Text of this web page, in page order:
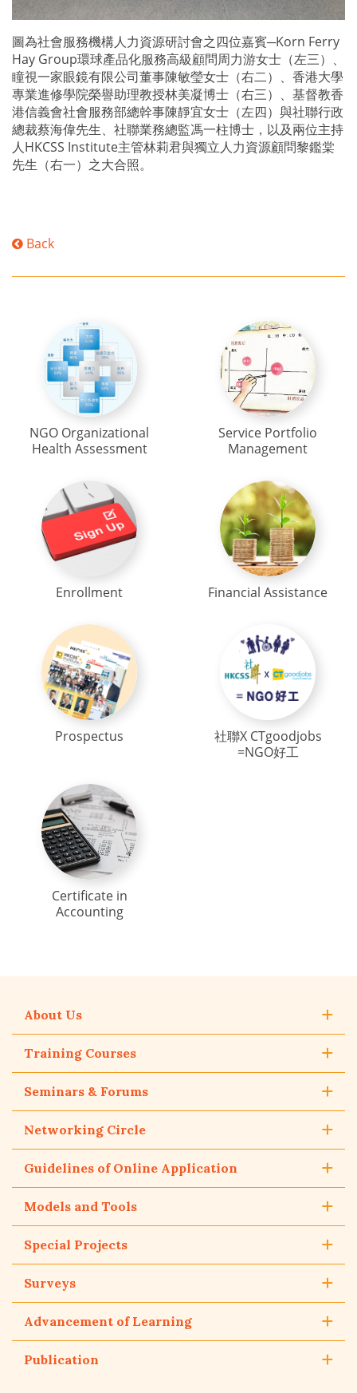
圖為社會服務機構人力資源研討會之四位嘉賓─Korn Ferry
Hay Group環球產品化服務高級顧問周力游女士（左三）、
瞳視一家眼鏡有限公司董事陳敏瑩女士（右二）、香港大學
專業進修學院榮譽助理教授林美凝博士（右三）、基督教香
港信義會社會服務部總幹事陳靜宜女士（左四）與社聯行政
總裁蔡海偉先生、社聯業務總監馮一柱博士，以及兩位主持
人HKCSS Institute主管林莉君與獨立人力資源顧問黎鑑棠
先生（右一）之大合照。
Back
NGO Organizational
Health Assessment
Service Portfolio
Management
Enrollment Financial Assistance
Prospectus
社聯X CTgoodjobs
=NGO好工
Certificate in
Accounting
About Us
Training Courses
Seminars & Forums
Networking Circle
Guidelines of Online Application
Models and Tools
Special Projects
Surveys
Advancement of Learning
Publication